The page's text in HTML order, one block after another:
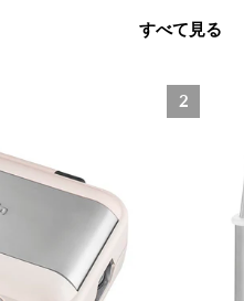
すべて見る
2